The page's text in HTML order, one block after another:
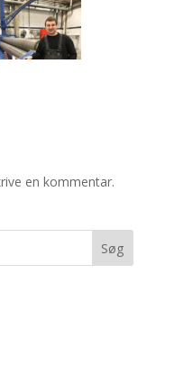
en kommentar.